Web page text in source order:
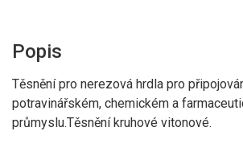
Popis
Těsnění pro nerezová hrdla pro
potravinářském, chemickém a
průmyslu.Těsnění kruhové vitonové.